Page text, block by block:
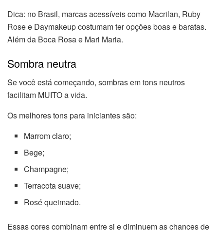
Dica: no Brasil, marcas acessíveis como Macrilan, Ruby
Rose e Daymakeup costumam ter opções boas e baratas.
Além da Boca Rosa e Mari Maria.
Sombra neutra
Se você está começando, sombras em tons neutros
facilitam MUITO a vida.
Os melhores tons para iniciantes são:
Marrom claro;
Bege;
Champagne;
Terracota suave;
Rosé queimado.
Essas cores combinam entre si e diminuem as chances de